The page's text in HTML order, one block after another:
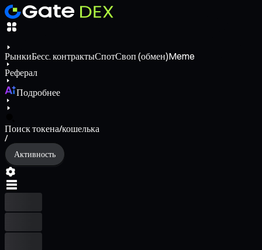
РынкиБесс. контрактыСпотСвоп (обмен)Meme
Реферал
Подробнее
Поиск токена/кошелька
/
Активность